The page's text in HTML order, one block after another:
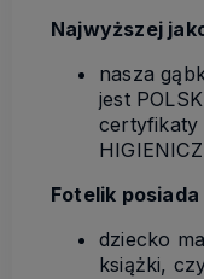
Najwyższej
nasza
jest
certyfikaty
Fotelik
dziecko
książki,